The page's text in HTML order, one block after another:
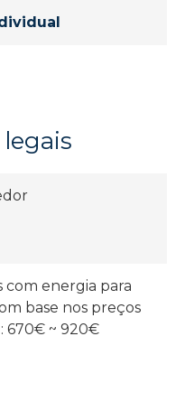
com energia para
base nos preços
670€ ~ 920€